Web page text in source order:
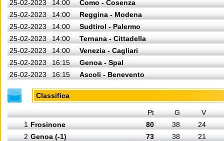
25-02-2023
14:00
Como - Cosenza
25-02-2023
14:00
Reggina - Modena
25-02-2023
14:00
Sudtirol - Palermo
25-02-2023
14:00
Ternana - Cittadella
25-02-2023
14:00
Venezia - Cagliari
25-02-2023
16:15
Genoa - Spal
26-02-2023
16:15 Ascoli - Benevento
Classifica
Pt G
V
1 Frosinone 80 38
24
2 Genoa (-1) 73 38
21